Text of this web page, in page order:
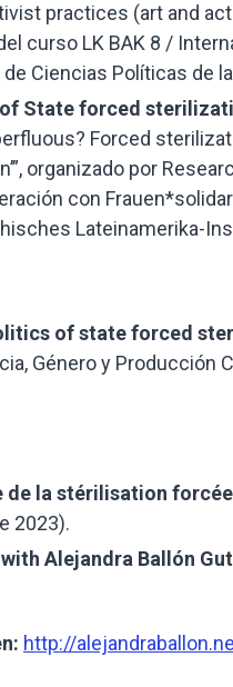
practices (art and
curso LK BAK 8 /
Ciencias Políticas de
State forced
Forced
organizado por
con
Lateinamerika-
of state forced
Género y Producción
de la stérilisation forcée
2023).
Alejandra Ballón
http://